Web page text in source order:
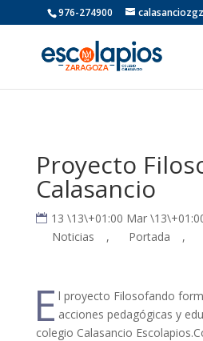
976-274900
Proyecto
Calasancio
13 \13\+01:00 Mar
Noticias
, Portada ,
E l proyecto Filosofando
acciones pedagógicas y
colegio Calasancio